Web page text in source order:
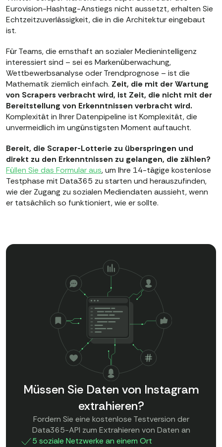
Eurovision-Hashtag-Anstiegs nicht aussetzt, erhalten Sie
Echtzeitzuverlässigkeit, die in die Architektur eingebaut
ist.
Für Teams, die ernsthaft an sozialer Medienintelligenz
interessiert sind – sei es Markenüberwachung,
Wettbewerbsanalyse oder Trendprognose – ist die
Mathematik ziemlich einfach. Zeit, die mit der Wartung
von Scrapers verbracht wird, ist Zeit, die nicht mit der
Bereitstellung von Erkenntnissen verbracht wird.
Komplexität in Ihrer Datenpipeline ist Komplexität, die
unvermeidlich im ungünstigsten Moment auftaucht.
Bereit, die Scraper-Lotterie zu überspringen und
direkt zu den Erkenntnissen zu gelangen, die zählen?
Füllen Sie das Formular aus, um Ihre 14-tägige kostenlose
Testphase mit Data365 zu starten und herauszufinden,
wie der Zugang zu sozialen Mediendaten aussieht, wenn
er tatsächlich so funktioniert, wie er sollte.
Müssen Sie Daten von Instagram
extrahieren?
Fordern Sie eine kostenlose Testversion der
Data365-API zum Extrahieren von Daten an
5 soziale Netzwerke an einem Ort